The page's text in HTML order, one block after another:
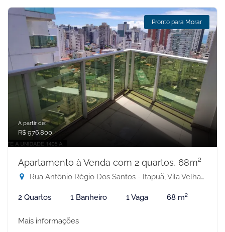
Pronto para Morar
A partir de:
R$ 976.800
Apartamento à Venda com 2 quartos, 68m²
Rua Antônio Régio Dos Santos - Itapuã, Vila Velha-ES
2 Quartos 1 Banheiro 1 Vaga 68 m²
Mais informações